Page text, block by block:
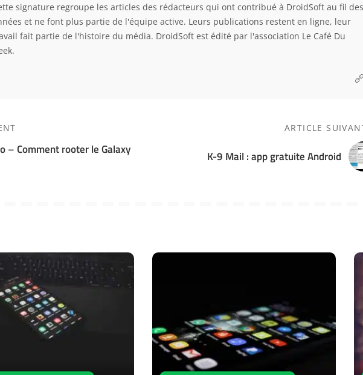
signature regroupe les articles des rédacteurs qui ont contribué à DroidSoft au fil des
et ne font plus partie de l'équipe active. Leurs publications restent en ligne, leur
fait partie de l'histoire du média. DroidSoft est édité par l'association Le Café Du
– Comment rooter le Galaxy
ARTICLE
K-9 Mail : app gratuite Android